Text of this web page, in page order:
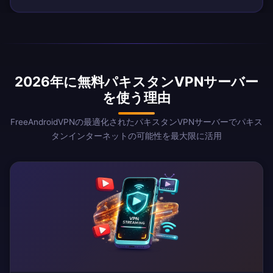
2026年に無料パキスタンVPNサーバー
を使う理由
FreeAndroidVPNの最適化されたパキスタンVPNサーバーでパキス
タンインターネットの可能性を最大限に活用